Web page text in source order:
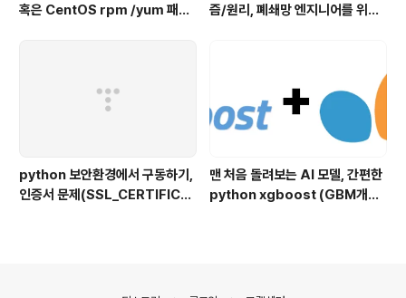
혹은 CentOS rpm /yum 패키
즘/원리, 폐쇄망 엔지니어를 위한
python 보안환경에서 구동하기,
인증서 문제(SSL_CERTIFICA
맨 처음 돌려보는 AI 모델, 간편한
python xgboost (GBM개선